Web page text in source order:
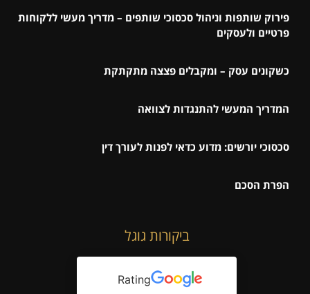
פירוק שותפות וניהול סכסוכי שותפים – מדריך מעשי ללקוחות
פרטיים ולעסקים
כשקונים עסק – ומקבלים פצצה מתקתקת
המדריך המעשי להתנגדות לצוואה
סכסוכי יורשים: מדוע כדאי לפנות לעורך דין
הפרת הסכם
ביקורות גוגל
Rating